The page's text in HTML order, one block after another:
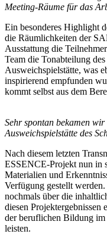
Meeting-Räume für das
Ein besonderes Highlight
die Räumlichkeiten der
Ausstattung die
Team die Tonabteilung
Ausweichspielstätte, was
inspirierend empfunden
kommt selbst aus dem
Sehr spontan bekamen
Ausweichspielstätte des
Nach diesem letzten
ESSENCE-Projekt nun in
Materialien und
Verfügung gestellt
nochmals über die
diesen Projektergebnissen
der beruflichen Bildung im
leisten.